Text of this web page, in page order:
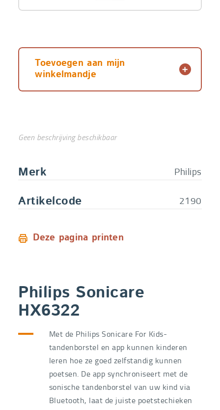
Toevoegen aan mijn
winkelmandje
Geen beschrijving beschikbaar
Merk Philips
Artikelcode 2190
Deze pagina printen
Philips Sonicare
HX6322
Met de Philips Sonicare For Kids-
tandenborstel en app kunnen kinderen
leren hoe ze goed zelfstandig kunnen
poetsen. De app synchroniseert met de
sonische tandenborstel van uw kind via
Bluetooth, laat de juiste poetstechieken